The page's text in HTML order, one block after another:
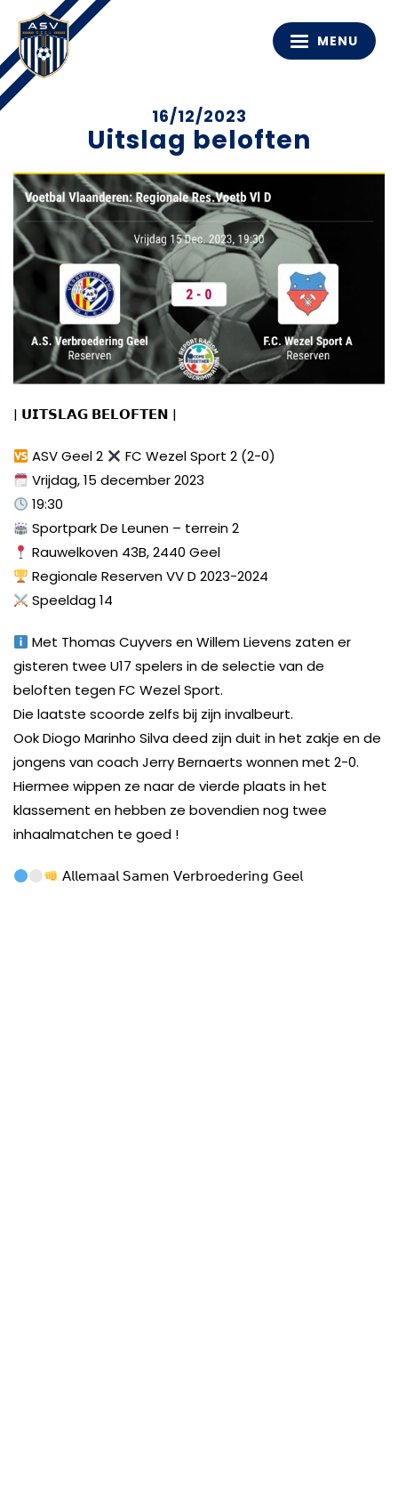
MENU
16/12/2023
Uitslag beloften
| 𝗨𝗜𝗧𝗦𝗟𝗔𝗚 𝗕𝗘𝗟𝗢𝗙𝗧𝗘𝗡 |
ASV Geel 2
FC Wezel Sport 2 (2-0)
Vrijdag, 15 december 2023
19:30
Sportpark De Leunen – terrein 2
Rauwelkoven 43B, 2440 Geel
Regionale Reserven VV D 2023-2024
Speeldag 14
Met Thomas Cuyvers en Willem Lievens zaten er
gisteren twee U17 spelers in de selectie van de
beloften tegen FC Wezel Sport.
Die laatste scoorde zelfs bij zijn invalbeurt.
Ook Diogo Marinho Silva deed zijn duit in het zakje en de
jongens van coach Jerry Bernaerts wonnen met 2-0.
Hiermee wippen ze naar de vierde plaats in het
klassement en hebben ze bovendien nog twee
inhaalmatchen te goed !
𝖠𝗅𝗅𝖾𝗆𝖺𝖺𝗅 𝖲𝖺𝗆𝖾𝗇 𝖵𝖾𝗋𝖻𝗋𝗈𝖾𝖽𝖾𝗋𝗂𝗇𝗀 𝖦𝖾𝖾𝗅